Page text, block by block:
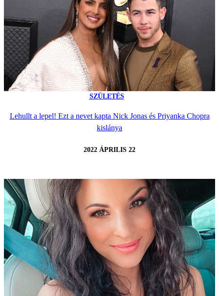
SZÜLETÉS
Lehullt a lepel! Ezt a nevet kapta Nick Jonas és Priyanka Chopra
kislánya
2022 ÁPRILIS 22